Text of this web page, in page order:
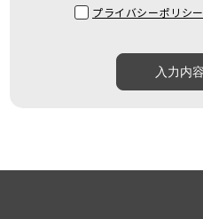
プライバシーポリシー